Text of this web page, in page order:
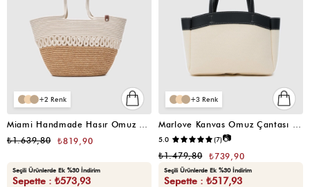
2
₺819,90
₺1.639,80
Seçili Ürünlerde Ek %30 İndirim
Sepette : ₺573,93
3
5.0 (7)📷
₺739,90
₺1.479,80
Seçili Ürünlerde Ek %30 İndirim
Sepette : ₺517,93